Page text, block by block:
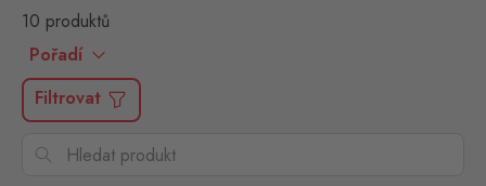
10 produktů
Pořadí
Filtrovat